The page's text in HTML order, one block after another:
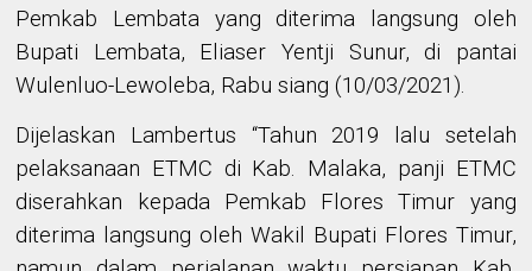
Pemkab Lembata yang diterima langsung oleh
Bupati Lembata, Eliaser Yentji Sunur, di pantai
Wulenluo-Lewoleba, Rabu siang (10/03/2021).
Dijelaskan Lambertus “Tahun 2019 lalu setelah
pelaksanaan ETMC di Kab. Malaka, panji ETMC
diserahkan kepada Pemkab Flores Timur yang
diterima langsung oleh Wakil Bupati Flores Timur,